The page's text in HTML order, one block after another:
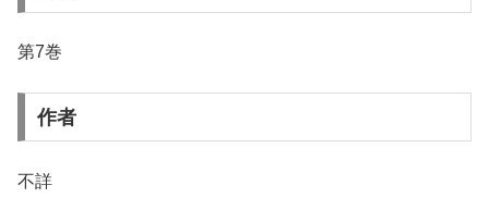
第7巻
作者
不詳